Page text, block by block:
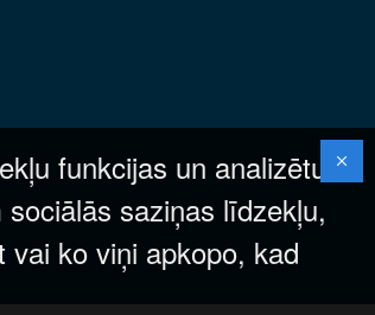
funkcijas un analizētu
saziņas līdzekļu,
ko viņi apkopo, kad